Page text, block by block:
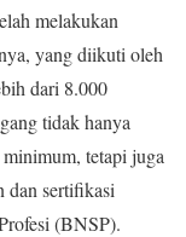
melakukan
yang diikuti oleh
dari 8.000
tidak hanya
tetapi juga
dan sertifikasi
(BNSP).